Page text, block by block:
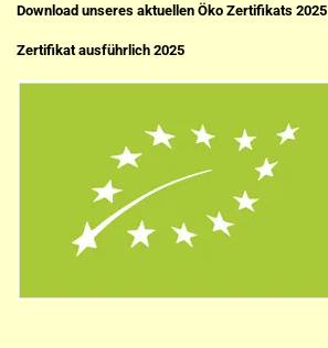
Download unseres aktuellen Öko Zertifikats 2025
Zertifikat ausführlich 2025